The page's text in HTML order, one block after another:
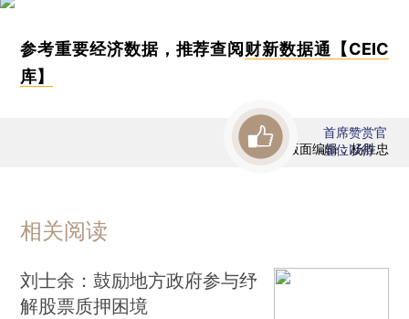
参考重要经济数据，推荐查阅 财新数据通【CEIC
库】
版面编辑：杨胜忠
首席赞赏官
虚位以待
相关阅读
刘士余：鼓励地方政府参与纾
解股票质押困境